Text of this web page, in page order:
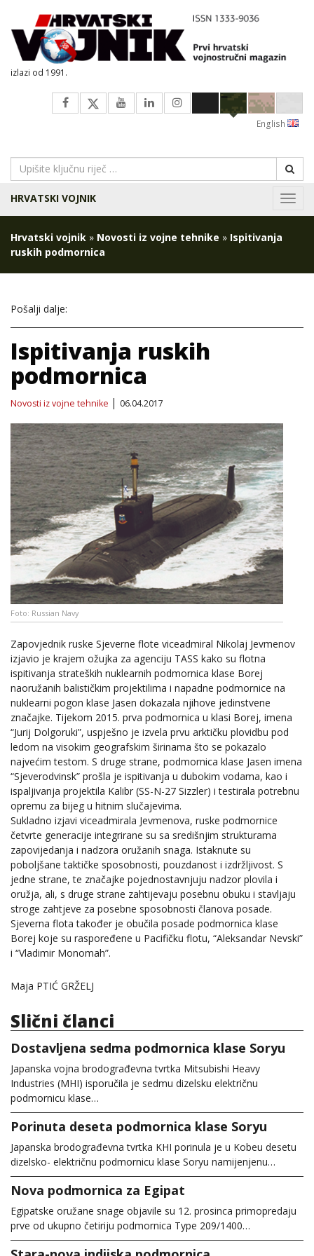
izlazi od 1991.
English
HRVATSKI VOJNIK
Hrvatski vojnik » Novosti iz vojne tehnike » Ispitivanja
ruskih podmornica
Pošalji dalje:
Ispitivanja ruskih
podmornica
Novosti iz vojne tehnike 06.04.2017
Foto: Russian Navy
Zapovjednik ruske Sjeverne flote viceadmiral Nikolaj Jevmenov
izjavio je krajem ožujka za agenciju TASS kako su flotna
ispitivanja strateških nuklearnih podmornica klase Borej
naoružanih balističkim projektilima i napadne podmornice na
nuklearni pogon klase Jasen dokazala njihove jedinstvene
značajke. Tijekom 2015. prva podmornica u klasi Borej, imena
“Jurij Dolgoruki”, uspješno je izvela prvu arktičku plovidbu pod
ledom na visokim geografskim širinama što se pokazalo
najvećim testom. S druge strane, podmornica klase Jasen imena
“Sjeverodvinsk” prošla je ispitivanja u dubokim vodama, kao i
ispaljivanja projektila Kalibr (SS-N-27 Sizzler) i testirala potrebnu
opremu za bijeg u hitnim slučajevima.
Sukladno izjavi viceadmirala Jevmenova, ruske podmornice
četvrte generacije integrirane su sa središnjim strukturama
zapovijedanja i nadzora oružanih snaga. Istaknute su
poboljšane taktičke sposobnosti, pouzdanost i izdržljivost. S
jedne strane, te značajke pojednostavnjuju nadzor plovila i
oružja, ali, s druge strane zahtijevaju posebnu obuku i stavljaju
stroge zahtjeve za posebne sposobnosti članova posade.
Sjeverna flota također je obučila posade podmornica klase
Borej koje su raspoređene u Pacifičku flotu, “Aleksandar Nevski”
i “Vladimir Monomah”.
Maja PTIĆ GRŽELJ
Slični članci
Dostavljena sedma podmornica klase Soryu
Japanska vojna brodograđevna tvrtka Mitsubishi Heavy
Industries (MHI) isporučila je sedmu dizelsku električnu
podmornicu klase…
Porinuta deseta podmornica klase Soryu
Japanska brodograđevna tvrtka KHI porinula je u Kobeu desetu
dizelsko- električnu podmornicu klase Soryu namijenjenu…
Nova podmornica za Egipat
Egipatske oružane snage objavile su 12. prosinca primopredaju
prve od ukupno četiriju podmornica Type 209/1400…